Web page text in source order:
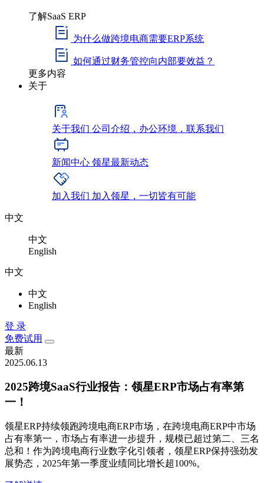
了解SaaS ERP
为什么做跨境电商需要ERP系统
如何通过财务管控向内部要效益？
更多内容
关于
关于我们 公司介绍，办公环境，联系我们
新闻中心 领星最新动态
加入我们 加入领星，一切皆有可能
中文
中文
English
中文
中文
English
登 录
免费试用
最新
2025.06.13
2025跨境SaaS行业报告：领星ERP市场占有率第
一！
领星ERP持续领跑跨境电商ERP市场，在跨境电商ERP中市场
占有率第一，市场占有率进一步提升，规模已超过第二、三名
总和！作为跨境电商行业数字化引领者，领星ERP保持强劲发
展势态，2025年第一季度业绩同比增长超100%。